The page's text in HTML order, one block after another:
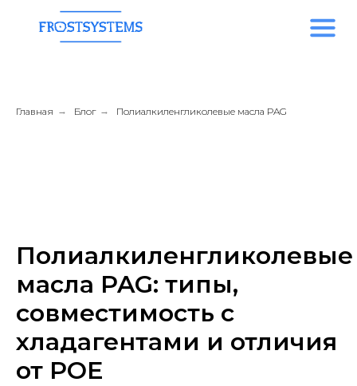
Главная → Блог → Полиалкиленгликолевые масла PAG
Полиалкиленгликолевые
масла PAG: типы,
совместимость с
хладагентами и отличия
от POE